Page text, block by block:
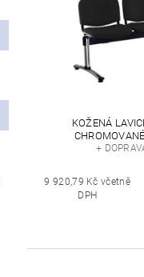
KOŽENÁ
+
9 920,79 Kč včetně
DPH